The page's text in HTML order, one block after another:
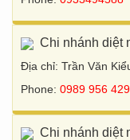
Chi nhánh diệt
Địa chỉ: Trần Văn
Phone: 0989 956 429
Chi nhánh diệt